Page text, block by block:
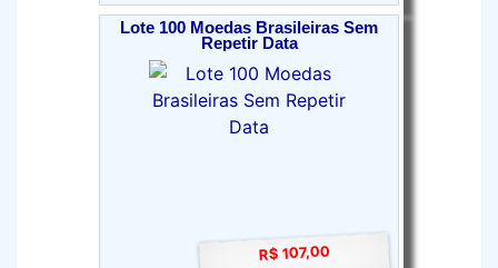
Lote 100 Moedas Brasileiras Sem
Repetir Data
R$ 107,00